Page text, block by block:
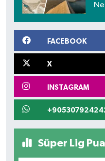
FACEBOOK
X
INSTAGRAM
Süper Lig